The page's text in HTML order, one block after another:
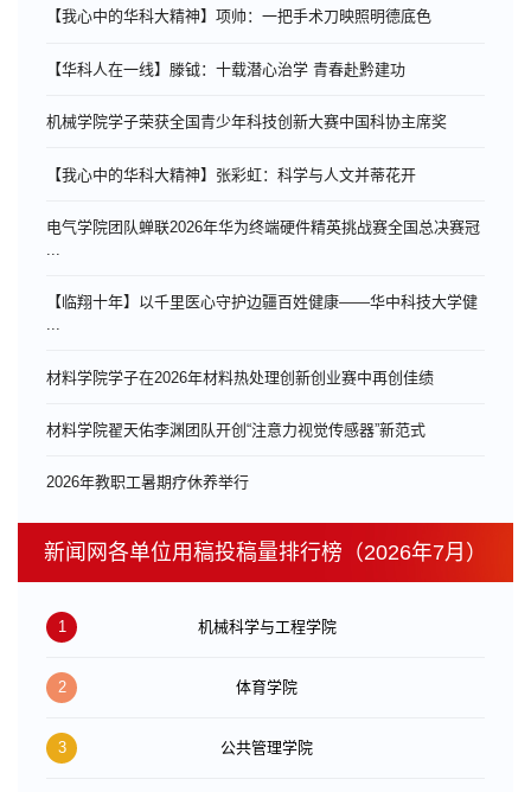
【我心中的华科大精神】项帅：一把手术刀映照明德底色
【华科人在一线】滕钺：十载潜心治学 青春赴黔建功
机械学院学子荣获全国青少年科技创新大赛中国科协主席奖
【我心中的华科大精神】张彩虹：科学与人文并蒂花开
电气学院团队蝉联2026年华为终端硬件精英挑战赛全国总决赛冠
【临翔十年】以千里医心守护边疆百姓健康——华中科技大学健
...
材料学院学子在2026年材料热处理创新创业赛中再创佳绩
材料学院翟天佑李渊团队开创“注意力视觉传感器”新范式
​2026年教职工暑期疗休养举行
新闻网各单位用稿投稿量排行榜（2026年7月）
1 机械科学与工程学院
2 体育学院
3 公共管理学院